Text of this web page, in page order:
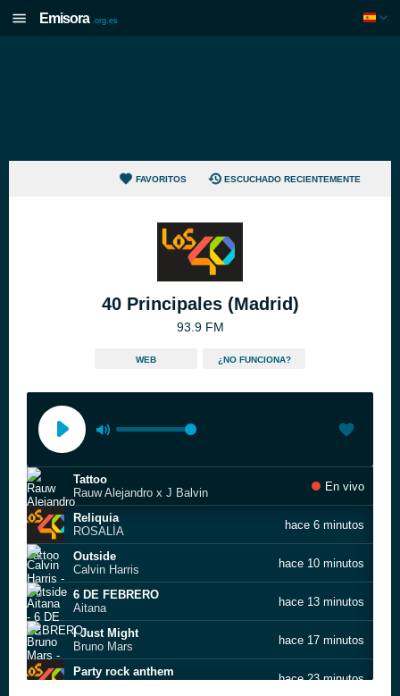
Emisora .org.es
FAVORITOS ESCUCHADO RECIENTEMENTE
40 Principales (Madrid)
93.9 FM
WEB ¿NO FUNCIONA?
Tattoo
Rauw Alejandro x J Balvin
En vivo
Reliquia
ROSALÍA
hace 6 minutos
Outside
Calvin Harris
hace 10 minutos
6 DE FEBRERO
Aitana
hace 13 minutos
I Just Might
Bruno Mars
hace 17 minutos
Party rock anthem
hace 23 minutos